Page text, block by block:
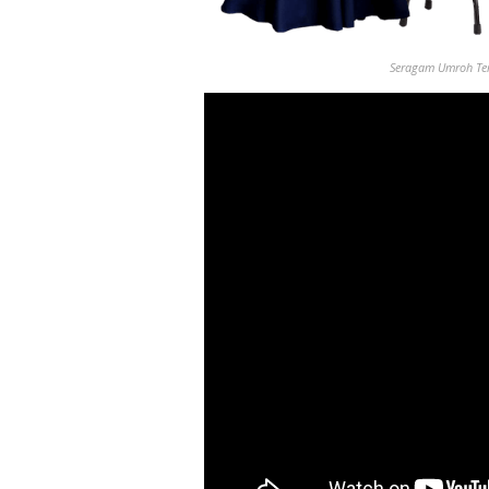
Seragam Umroh